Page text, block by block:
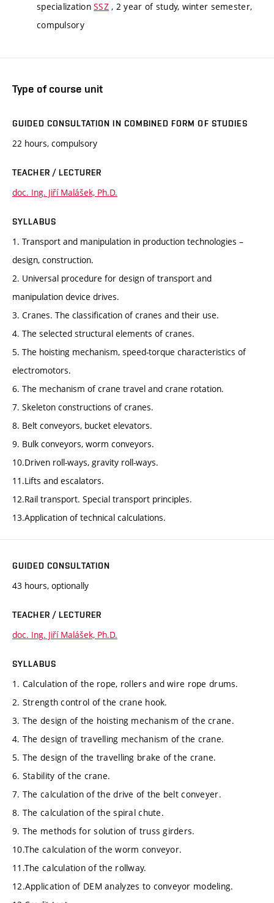
specializationSSZ , 2 year of study, winter semester,
compulsory
Type of course unit
GUIDED CONSULTATION IN COMBINED FORM OF STUDIES
22 hours, compulsory
TEACHER / LECTURER
doc. Ing. Jiří Malášek, Ph.D.
SYLLABUS
1. Transport and manipulation in production technologies –
design, construction.
2. Universal procedure for design of transport and
manipulation device drives.
3. Cranes. The classification of cranes and their use.
4. The selected structural elements of cranes.
5. The hoisting mechanism, speed-torque characteristics of
electromotors.
6. The mechanism of crane travel and crane rotation.
7. Skeleton constructions of cranes.
8. Belt conveyors, bucket elevators.
9. Bulk conveyors, worm conveyors.
10.Driven roll-ways, gravity roll-ways.
11.Lifts and escalators.
12.Rail transport. Special transport principles.
13.Application of technical calculations.
GUIDED CONSULTATION
43 hours, optionally
TEACHER / LECTURER
doc. Ing. Jiří Malášek, Ph.D.
SYLLABUS
1. Calculation of the rope, rollers and wire rope drums.
2. Strength control of the crane hook.
3. The design of the hoisting mechanism of the crane.
4. The design of travelling mechanism of the crane.
5. The design of the travelling brake of the crane.
6. Stability of the crane.
7. The calculation of the drive of the belt conveyer.
8. The calculation of the spiral chute.
9. The methods for solution of truss girders.
10.The calculation of the worm conveyor.
11.The calculation of the rollway.
12.Application of DEM analyzes to conveyor modeling.